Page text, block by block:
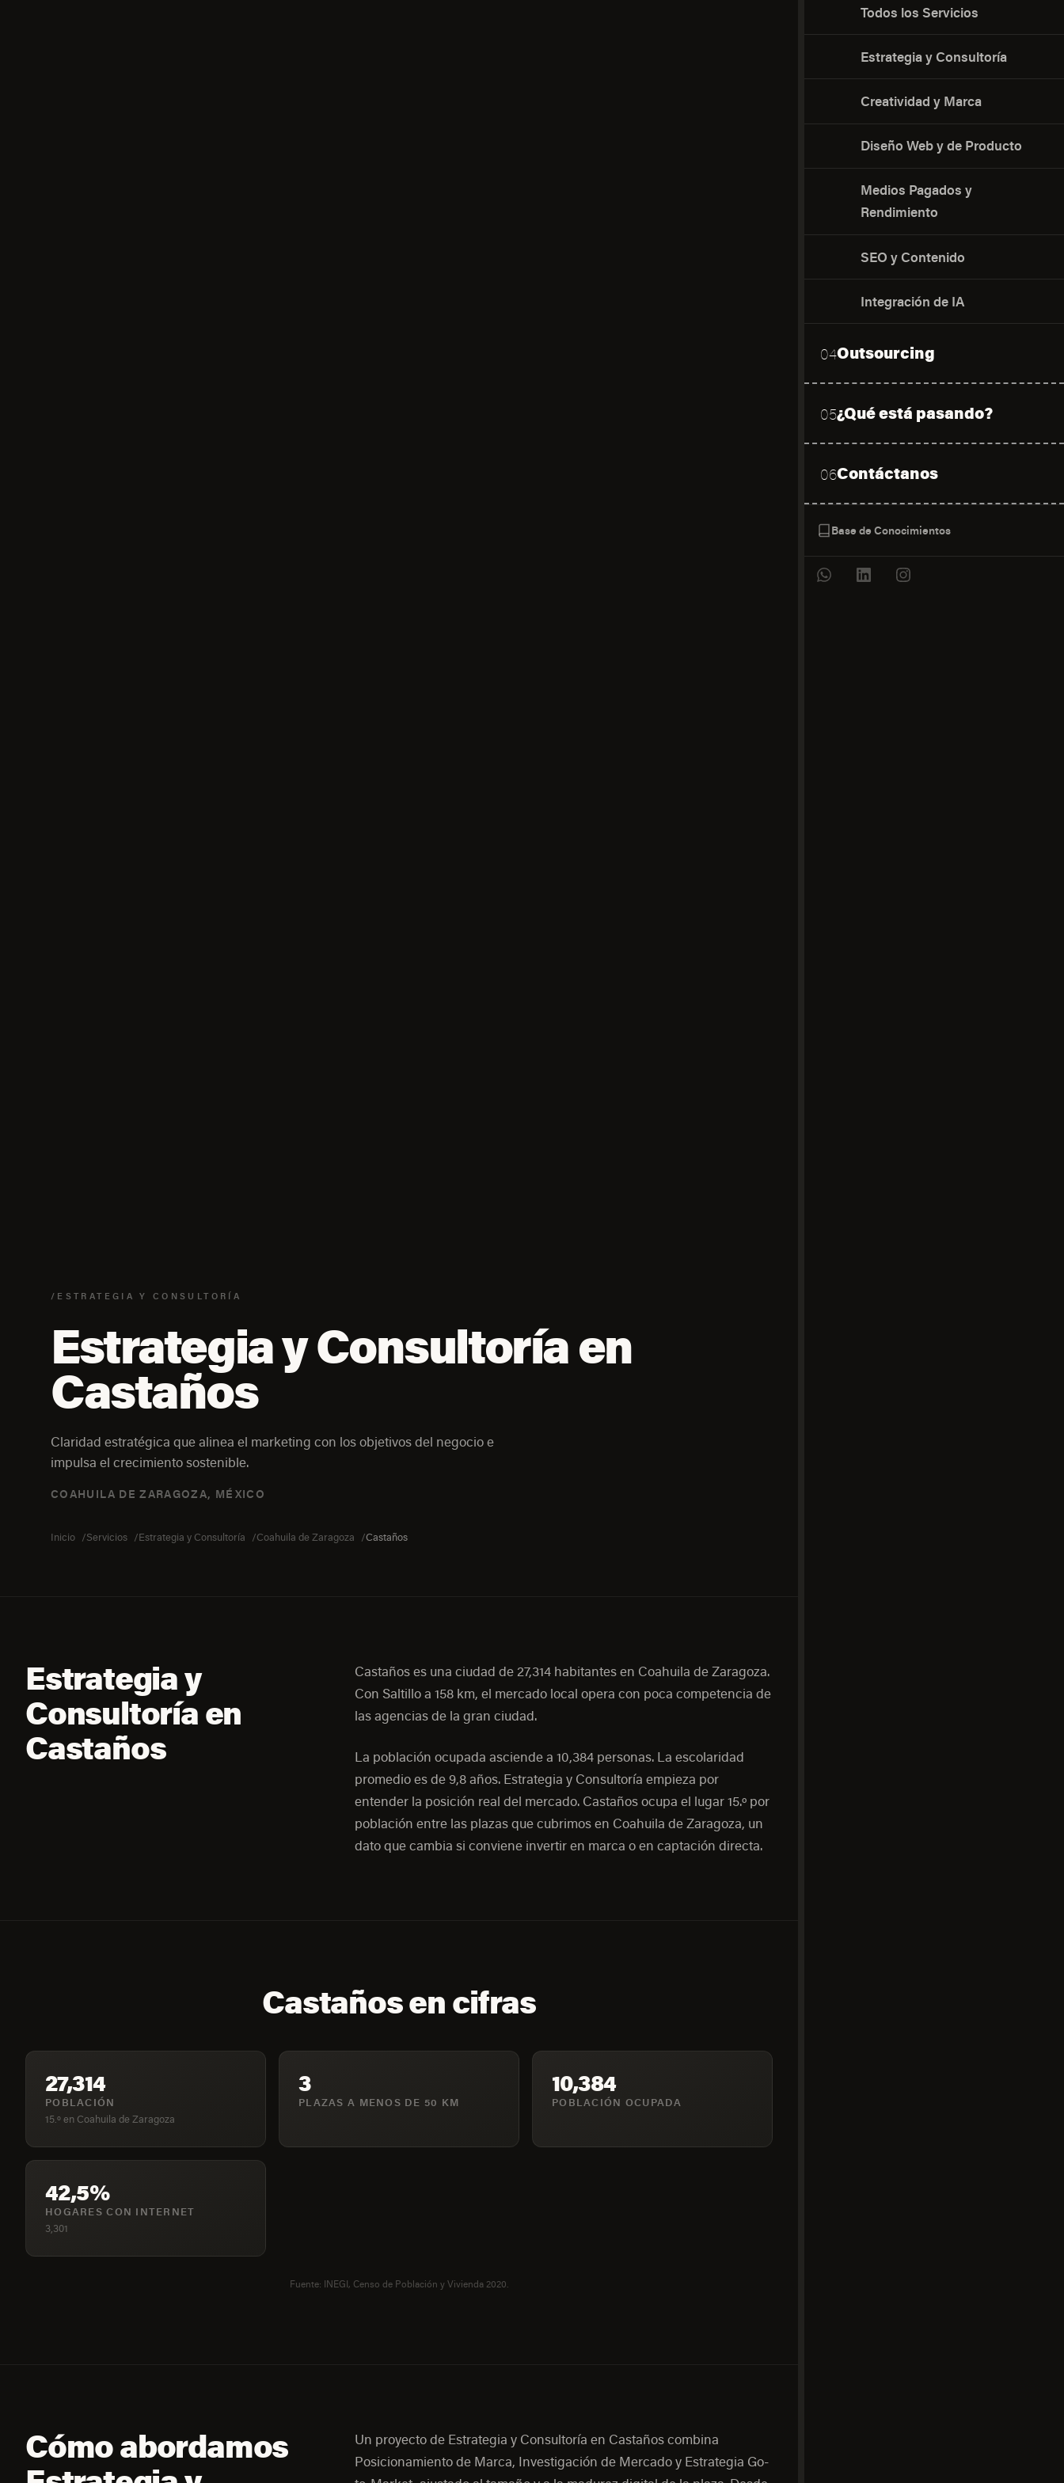
Todos los Servicios
Estrategia y Consultoría
Creatividad y Marca
Diseño Web y de Producto
Medios Pagados y
Rendimiento
SEO y Contenido
Integración de IA
04Outsourcing
05¿Qué está pasando?
06Contáctanos
Base de Conocimientos
/ESTRATEGIA Y CONSULTORÍA
Estrategia y Consultoría en
Castaños
Claridad estratégica que alinea el marketing con los objetivos del negocio e
impulsa el crecimiento sostenible.
COAHUILA DE ZARAGOZA, MÉXICO
Inicio Servicios Estrategia y Consultoría Coahuila de Zaragoza Castaños
Estrategia y
Consultoría en
Castaños
Castaños es una ciudad de 27,314 habitantes en Coahuila de Zaragoza.
Con Saltillo a 158 km, el mercado local opera con poca competencia de
las agencias de la gran ciudad.
La población ocupada asciende a 10,384 personas. La escolaridad
promedio es de 9,8 años. Estrategia y Consultoría empieza por
entender la posición real del mercado. Castaños ocupa el lugar 15.º por
población entre las plazas que cubrimos en Coahuila de Zaragoza, un
dato que cambia si conviene invertir en marca o en captación directa.
Castaños en cifras
27,314
POBLACIÓN
15.º en Coahuila de Zaragoza
3
PLAZAS A MENOS DE 50 KM
10,384
POBLACIÓN OCUPADA
42,5%
HOGARES CON INTERNET
3,301
Fuente: INEGI, Censo de Población y Vivienda 2020.
Cómo abordamos
Un proyecto de Estrategia y Consultoría en Castaños combina
Posicionamiento de Marca, Investigación de Mercado y Estrategia Go-